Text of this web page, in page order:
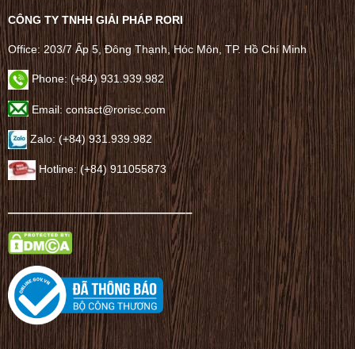
CÔNG TY TNHH GIẢI PHÁP RORI
Office: 203/7 Ấp 5, Đông Thạnh, Hóc Môn, TP. Hồ Chí Minh
Phone: (+84) 931.939.982
Email: contact@rorisc.com
Zalo: (+84) 931.939.982
Hotline: (+84) 911055873
——————————————–